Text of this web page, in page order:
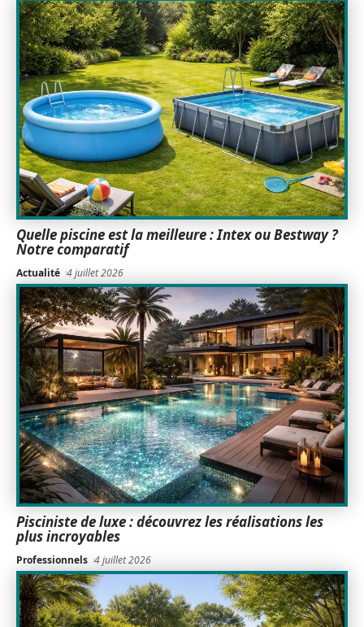
Quelle piscine est la meilleure : Intex ou Bestway ?
Notre comparatif
Actualité 4 juillet 2026
Pisciniste de luxe : découvrez les réalisations les
plus incroyables
Professionnels 4 juillet 2026